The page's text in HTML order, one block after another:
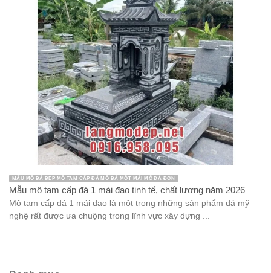
MẪU MỘ ĐÁ ĐẸP MỘ TAM CẤP ĐÁ MỘ ĐÁ MỘT MÁI MỘ ĐÁ ĐƠN
Mẫu mộ tam cấp đá 1 mái đao tinh tế, chất lượng năm 2026
Mộ tam cấp đá 1 mái đao là một trong những sản phẩm đá mỹ
nghệ rất được ưa chuộng trong lĩnh vực xây dựng ...